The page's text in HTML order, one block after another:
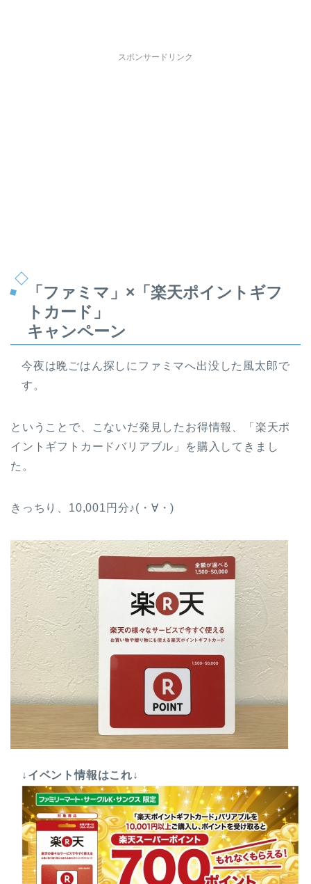
スポンサードリンク
「ファミマ」×「楽天ポイントギフ
トカード」
キャンペーン
今夜は晩ごはん探しにファミマへ出没した風太郎で
す。
ということで、こないだ発見したお得情報、「楽天ポ
イントギフトカードバリアブル」を購入してきまし
た。
きっちり、10,001円分♪(・∀・)
↓イベント情報はこれ↓